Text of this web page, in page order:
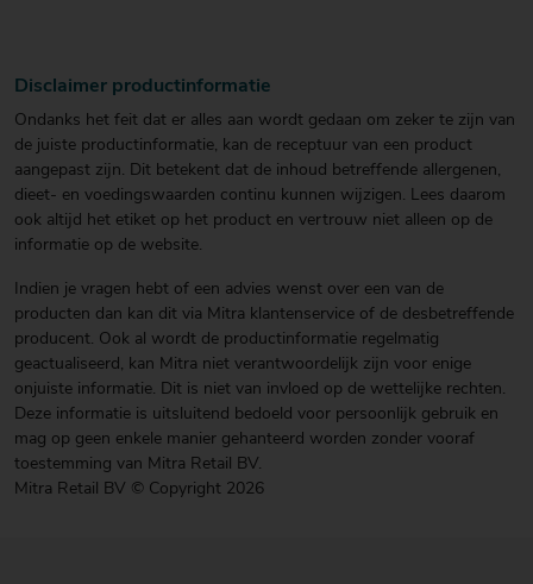
Disclaimer productinformatie
Ondanks het feit dat er alles aan wordt gedaan om zeker te zijn van
de juiste productinformatie, kan de receptuur van een product
aangepast zijn. Dit betekent dat de inhoud betreffende allergenen,
dieet- en voedingswaarden continu kunnen wijzigen. Lees daarom
ook altijd het etiket op het product en vertrouw niet alleen op de
informatie op de website.
Indien je vragen hebt of een advies wenst over een van de
producten dan kan dit via Mitra klantenservice of de desbetreffende
producent. Ook al wordt de productinformatie regelmatig
geactualiseerd, kan Mitra niet verantwoordelijk zijn voor enige
onjuiste informatie. Dit is niet van invloed op de wettelijke rechten.
Deze informatie is uitsluitend bedoeld voor persoonlijk gebruik en
mag op geen enkele manier gehanteerd worden zonder vooraf
toestemming van Mitra Retail BV.
Mitra Retail BV © Copyright 2026